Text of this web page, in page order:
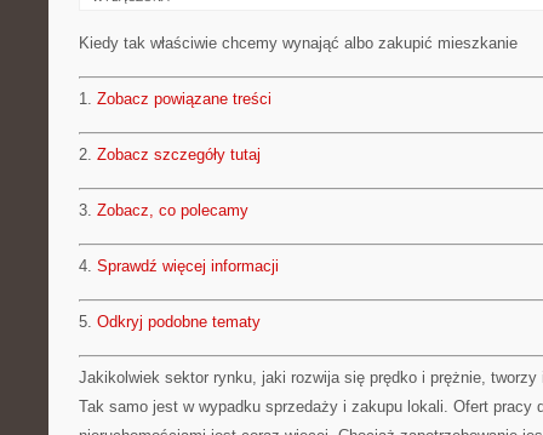
Kiedy tak właściwie chcemy wynająć albo zakupić mieszkanie
1. Zobacz powiązane treści
2. Zobacz szczegóły tutaj
3. Zobacz, co polecamy
4. Sprawdź więcej informacji
5. Odkryj podobne tematy
Jakikolwiek sektor rynku, jaki rozwija się prędko i prężnie,
Tak samo jest w wypadku sprzedaży i zakupu lokali. Ofert pracy